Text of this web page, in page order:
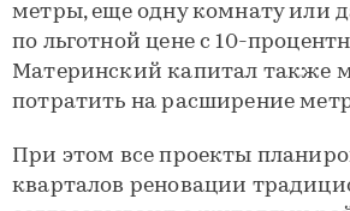
метры, еще одну комнату или
по льготной цене с 10-
Материнский капитал также
потратить на расширение
При этом все проекты
кварталов реновации